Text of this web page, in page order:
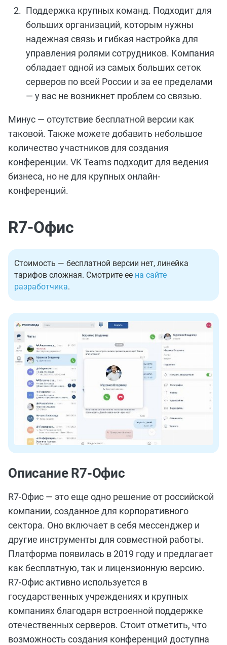
Поддержка крупных команд. Подходит для
больших организаций, которым нужны
надежная связь и гибкая настройка для
управления ролями сотрудников. Компания
обладает одной из самых больших сеток
серверов по всей России и за ее пределами
— у вас не возникнет проблем со связью.
Минус — отсутствие бесплатной версии как
таковой. Также можете добавить небольшое
количество участников для создания
конференции. VK Teams подходит для ведения
бизнеса, но не для крупных онлайн-
конференций.
R7-Офис
Стоимость — бесплатной версии нет, линейка
тарифов сложная. Смотрите ее на сайте
разработчика.
Описание R7-Офис
R7-Офис — это еще одно решение от российской
компании, созданное для корпоративного
сектора. Оно включает в себя мессенджер и
другие инструменты для совместной работы.
Платформа появилась в 2019 году и предлагает
как бесплатную, так и лицензионную версию.
R7-Офис активно используется в
государственных учреждениях и крупных
компаниях благодаря встроенной поддержке
отечественных серверов. Стоит отметить, что
возможность создания конференций доступна